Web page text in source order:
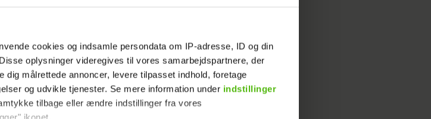
cookies og indsamle persondata om IP-adresse, ID og din
oplysninger videregives til vores samarbejdspartnere, der
målrettede annoncer, levere tilpasset indhold, foretage
og udvikle tjenester. Se mere information under indstillinger
tilbage eller ændre indstillinger fra vores
vildere: Skægget dame
Basim før finale-brag: Jeg føler mig
meget lille